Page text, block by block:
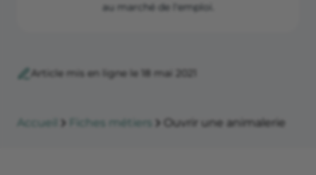
au marché de l'emploi.
Article mis en ligne le 18 mai 2021
Accueil Fiches métiers Ouvrir une animalerie